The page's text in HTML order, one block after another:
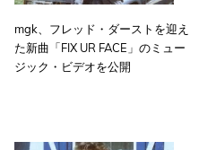
mgk、フレッド・ダーストを迎え
た新曲「FIX UR FACE」のミュー
ジック・ビデオを公開